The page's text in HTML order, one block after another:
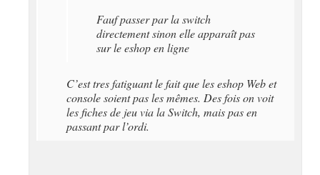
Fauf passer par la switch
directement sinon elle apparaît pas
sur le eshop en ligne
C’est tres fatiguant le fait que les eshop Web et
console soient pas les mêmes. Des fois on voit
les fiches de jeu via la Switch, mais pas en
passant par l’ordi.